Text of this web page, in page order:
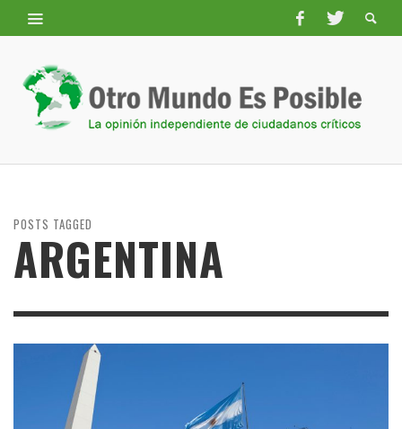
POSTS TAGGED
ARGENTINA